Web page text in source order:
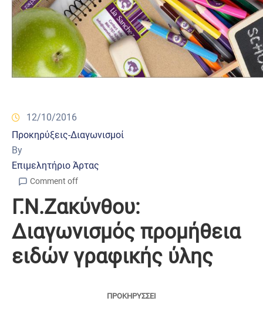
12/10/2016
Προκηρύξεις-Διαγωνισμοί
By
Επιμελητήριο Άρτας
Comment off
Γ.Ν.Ζακύνθου:
Διαγωνισμός προμήθεια
ειδών γραφικής ύλης
ΠΡΟΚΗΡΥΣΣΕΙ